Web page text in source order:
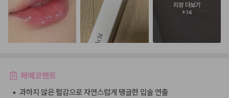
리뷰 더보기
+14
헤메코멘트
• 과하지 않은 펄감으로 자연스럽게 탱글한 입술 연출